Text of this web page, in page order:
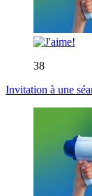
38
Invitation à une